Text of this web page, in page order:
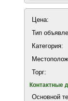
Цена:
Тип
Категория:
Торг:
Контактные
Основной